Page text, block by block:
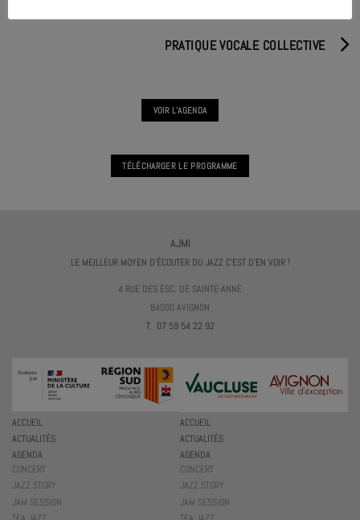
PRATIQUE VOCALE COLLECTIVE
VOIR L'AGENDA
TÉLÉCHARGER LE PROGRAMME
AJMI
LE MEILLEUR MOYEN D'ÉCOUTER DU JAZZ C'EST D'EN VOIR !
4 RUE DES ESC. DE SAINTE-ANNE
84000 AVIGNON
T. 07 59 54 22 92
ACCUEIL
ACTUALITÉS
AGENDA
CONCERT
JAZZ STORY
JAM SESSION
ACCUEIL
ACTUALITÉS
AGENDA
CONCERT
JAZZ STORY
JAM SESSION